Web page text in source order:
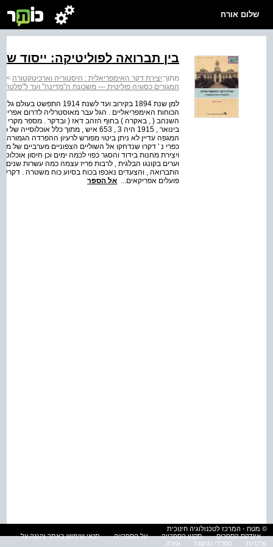
שלום אורח
בין תברואה לפוליטיקה: ייסוד
מתוך:יצירת דקר האימפריאלית : היסטוריה וארכיטקטורה >
המגורים כסוגיה פוליטית — משכונת ה"מדינה" ועד ל"פלטו"
למן שנת 1894 בקירוב ועד
הכוחות האימפריאליים . הגל עבר מאוסטרליה לדרום
בינואר , 1915 היה 3 , 653 איש , מתוך
המגפה עדיין לא ניתן ביטוי מפורש לרעיון ההפרדה הגמורה
כפרי נ ' דקרו שנדחקו אל השוליים הצפוניים מערביים של
ויצירת מחנות בידוד והסגר כפוי לכמה ימים וכן חיסון
וערים בקונגו הבלגית , לרבות פריז עצמה כמה עשרות
התברואה , והצעדים נאכפו בכוח בסיוע כוח משטרה .
פועלים אפריקאים... אל הספר
© מטח - המרכז לטכנולוגיה חינוכית
אינדקס הספרים
תקנון הספרייה על הספרייה
תנאי שימוש באתר והגנה על
פרטיות
הסדרי נגישות עזרה